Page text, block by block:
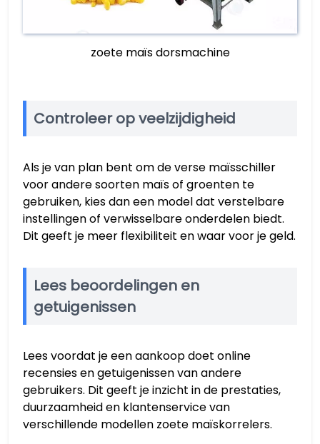
zoete maïs dorsmachine
Controleer op veelzijdigheid
Als je van plan bent om de verse maïsschiller
voor andere soorten maïs of groenten te
gebruiken, kies dan een model dat verstelbare
instellingen of verwisselbare onderdelen biedt.
Dit geeft je meer flexibiliteit en waar voor je geld.
Lees beoordelingen en
getuigenissen
Lees voordat je een aankoop doet online
recensies en getuigenissen van andere
gebruikers. Dit geeft je inzicht in de prestaties,
duurzaamheid en klantenservice van
verschillende modellen zoete maïskorrelers.